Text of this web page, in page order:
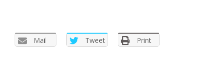
Mail Tweet Print